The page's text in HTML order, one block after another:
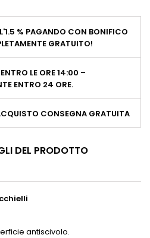
% PAGANDO CON BONIFICO
GRATUITO!
LE ORE 14:00 –
ENTRO 24 ORE.
CONSEGNA GRATUITA
DEL PRODOTTO
antiscivolo.